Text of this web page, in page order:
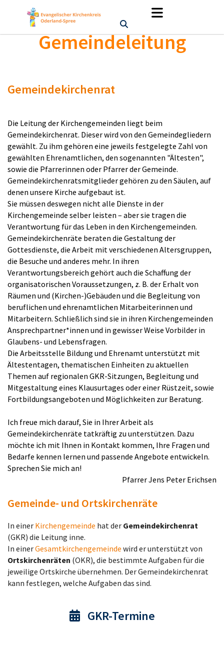
Gemeindeleitung
Gemeindekirchenrat
Die Leitung der Kirchengemeinden liegt beim
Gemeindekirchenrat. Dieser wird von den Gemeindegliedern
gewählt. Zu ihm gehören eine jeweils festgelegte Zahl von
gewählten Ehrenamtlichen, den sogenannten "Ältesten",
sowie die Pfarrerinnen oder Pfarrer der Gemeinde.
Gemeindekirchenratsmitglieder gehören zu den Säulen, auf
denen unsere Kirche aufgebaut ist.
Sie müssen deswegen nicht alle Dienste in der
Kirchengemeinde selber leisten – aber sie tragen die
Verantwortung für das Leben in den Kirchengemeinden.
Gemeindekirchenräte beraten die Gestaltung der
Gottesdienste, die Arbeit mit verschiedenen Altersgruppen,
die Besuche und anderes mehr. In ihren
Verantwortungsbereich gehört auch die Schaffung der
organisatorischen Voraussetzungen, z. B. der Erhalt von
Räumen und (Kirchen-)Gebäuden und die Begleitung von
beruflichen und ehrenamtlichen Mitarbeiterinnen und
Mitarbeitern. Schließlich sind sie in ihren Kirchengemeinden
Ansprechpartner*innen und in gewisser Weise Vorbilder in
Glaubens- und Lebensfragen.
Die Arbeitsstelle Bildung und Ehrenamt unterstützt mit
Ältestentagen, thematischen Einheiten zu aktuellen
Themen auf regionalen GKR-Sitzungen, Begleitung und
Mitgestaltung eines Klausurtages oder einer Rüstzeit, sowie
Fortbildungsangeboten und Möglichkeiten zur Beratung.
Ich freue mich darauf, Sie in Ihrer Arbeit als
Gemeindekirchenräte tatkräftig zu unterstützen. Dazu
möchte ich mit Ihnen in Kontakt kommen, Ihre Fragen und
Bedarfe kennen lernen und passende Angebote entwickeln.
Sprechen Sie mich an!
Pfarrer Jens Peter Erichsen
Gemeinde- und Ortskirchenräte
In einer Kirchengemeinde hat der Gemeindekirchenrat
(GKR) die Leitung inne.
In einerGesamtkirchengemeinde wird er unterstützt von
Ortskirchenräten (OKR), die bestimmte Aufgaben für die
jeweilige Ortskirche übernehmen. Der Gemeindekirchenrat
kann festlegen, welche Aufgaben das sind.
GKR-Termine